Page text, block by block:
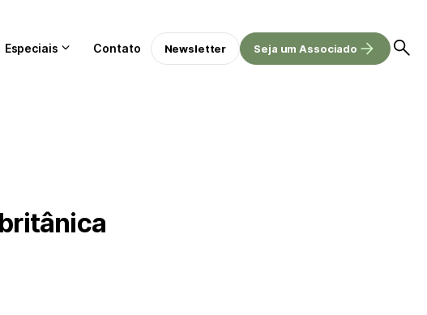
Especiais Contato Newsletter Seja um Associado